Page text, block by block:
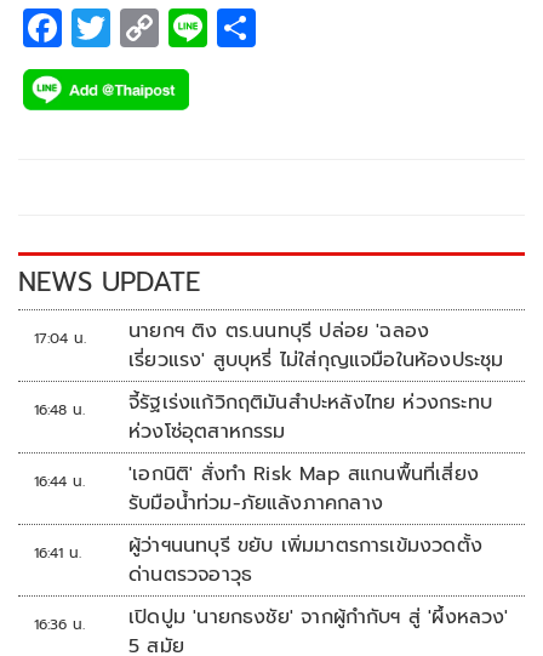
F
ac
e
k
T
wi
tt
C
o
p
k
Li
NEWS UPDATE
17:04 น.
นายกฯ ติง ตร.นนทบุรี ปล่อย 'ฉลอง
เรี่ยวแรง' สูบบุหรี่ ไม่ใส่กุญแจมือในห้องประชุม
16:48 น.
จี้รัฐเร่งแก้วิกฤติมันสำปะหลังไทย ห่วงกระทบ
ห่วงโซ่อุตสาหกรรม
16:44 น.
'เอกนิติ' สั่งทำ Risk Map สแกนพื้นที่เสี่ยง
รับมือน้ำท่วม-ภัยแล้งภาคกลาง
16:41 น.
ผู้ว่าฯนนทบุรี ขยับ เพิ่มมาตรการเข้มงวดตั้ง
ด่านตรวจอาวุธ
16:36 น.
เปิดปูม 'นายกธงชัย' จากผู้กำกับฯ สู่ 'ผึ้งหลวง'
5 สมัย